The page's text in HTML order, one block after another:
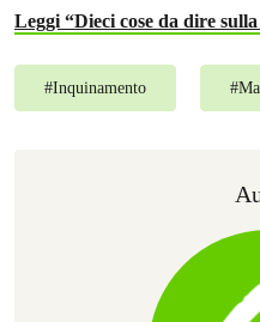
Leggi “Dieci cose da dire
#Inquinamento #